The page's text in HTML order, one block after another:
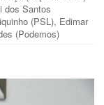
dos Santos
(PSL), Edimar
(Podemos)